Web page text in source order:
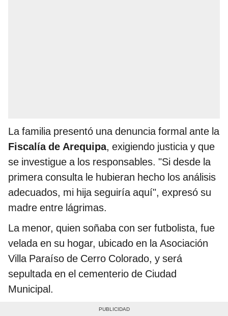
La familia presentó una denuncia formal ante la
Fiscalía de Arequipa, exigiendo justicia y que
se investigue a los responsables. "Si desde la
primera consulta le hubieran hecho los análisis
adecuados, mi hija seguiría aquí", expresó su
madre entre lágrimas.
La menor, quien soñaba con ser futbolista, fue
velada en su hogar, ubicado en la Asociación
Villa Paraíso de Cerro Colorado, y será
sepultada en el cementerio de Ciudad
Municipal.